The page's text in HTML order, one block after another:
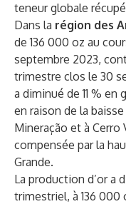
teneur globale
Dans la région des
de 136 000 oz au
septembre 2023,
trimestre clos le 30
a diminué de 11 %
en raison de la
Mineração et à
compensée par la
Grande.
La production d’or a
trimestriel, à 136 000